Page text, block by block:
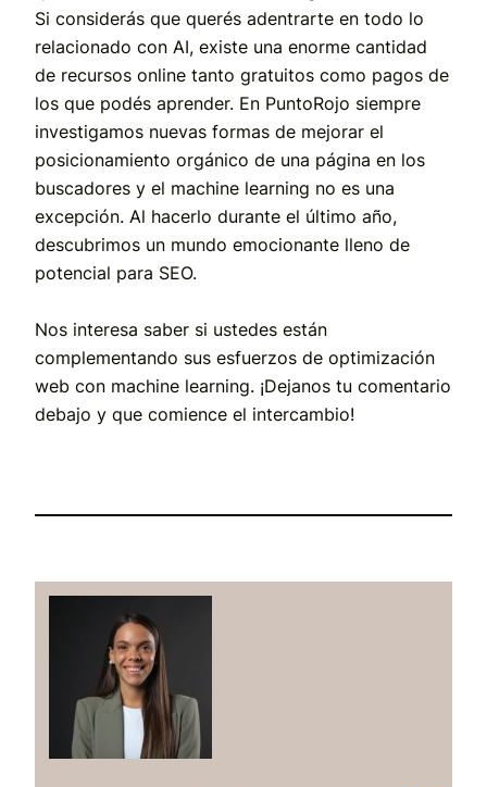
Si considerás que querés adentrarte en todo lo
relacionado con AI, existe una enorme cantidad
de recursos online tanto gratuitos como pagos de
los que podés aprender. En PuntoRojo siempre
investigamos nuevas formas de mejorar el
posicionamiento orgánico de una página en los
buscadores y el machine learning no es una
excepción. Al hacerlo durante el último año,
descubrimos un mundo emocionante lleno de
potencial para SEO.
Nos interesa saber si ustedes están
complementando sus esfuerzos de optimización
web con machine learning. ¡Dejanos tu comentario
debajo y que comience el intercambio!